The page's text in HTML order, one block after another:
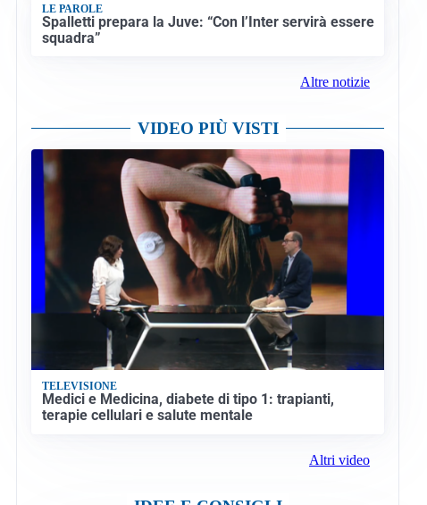
LE PAROLE
Spalletti prepara la Juve: “Con l’Inter servirà essere
squadra”
Altre notizie
VIDEO PIÙ VISTI
TELEVISIONE
Medici e Medicina, diabete di tipo 1: trapianti,
terapie cellulari e salute mentale
Altri video